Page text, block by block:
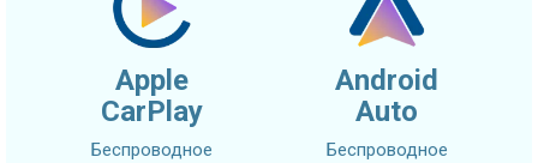
Apple
CarPlay
Беспроводное
Android
Auto
Беспроводное